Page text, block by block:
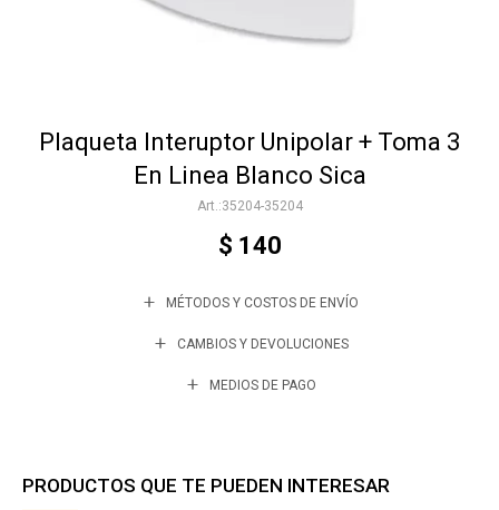
Plaqueta Interuptor Unipolar + Toma 3
En Linea Blanco Sica
35204-35204
$ 140
MÉTODOS Y COSTOS DE ENVÍO
CAMBIOS Y DEVOLUCIONES
MEDIOS DE PAGO
PRODUCTOS QUE TE PUEDEN INTERESAR
Varios